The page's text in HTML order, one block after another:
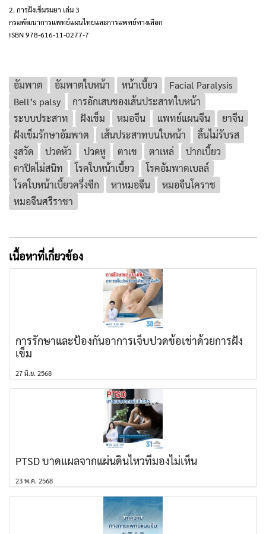
2. การฝังเข็มรมยา เล่ม 3
กรมพัฒนาการแพทย์แผนไทยและการแพทย์ทางเลือก
ISBN 978-616-11-0277-7
อัมพาต อัมพาตใบหน้า หน้าเบี้ยว
Facial Paralysis
Bell’s palsy
การอักเสบของเส้นประสาทใบหน้า
ระบบประสาท
ฝังเข็ม หมอจีน แพทย์แผนจีน
ยาจีน
ฝังเข็มรักษาอัมพาต
เส้นประสาทบนใบหน้า
ลิ้นไม่รับรส
งูสวัด
ปวดหัว ปวดหู ตาเข ตาเหล่
ปากเบี้ยว
ตาปิดไม่สนิท
โรคใบหน้าเบี้ยว
โรคอัมพาตเบลล์
โรคใบหน้าเบี้ยวครึ่งซีก
หาหมอจีน
หมอจีนโคราช
หมอจีนศรีราชา
เนื้อหาที่เกี่ยวข้อง
การรักษาและป้องกันอาการเจ็บปวดข้อเข่าด้วยการฝัง
เข็ม
27 มิ.ย. 2568
PTSD บาดแผลจากแผ่นดินไหวที่มองไม่เห็น
23 พ.ค. 2568